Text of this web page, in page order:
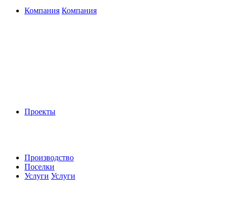
Компания Компания
Проекты
Производство
Поселки
Услуги Услуги